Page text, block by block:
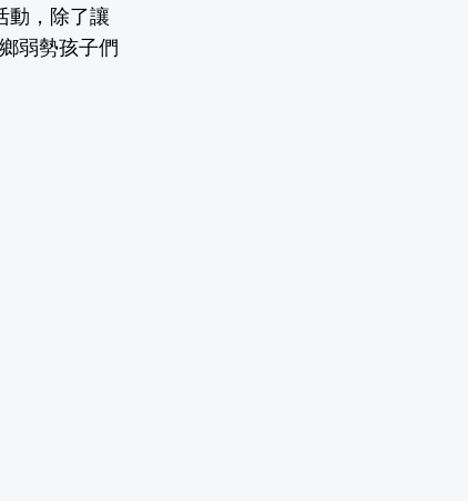
動，除了讓
弱勢孩子們